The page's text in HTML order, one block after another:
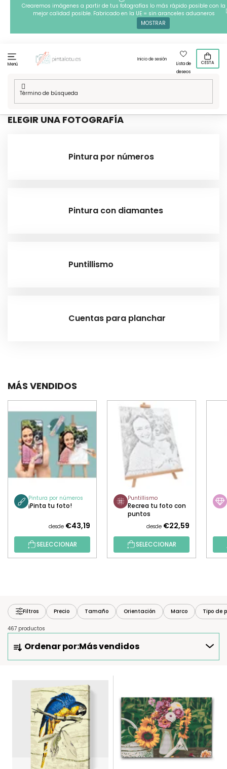
contenido
Crearemos imágenes a partir de tus fotografías lo más rápido posible con la
mejor calidad posible. Fabricado en la UE = sin aranceles aduaneros
MOSTRAR
Menú
Inicio de sesión
Lista de
deseos
CESTA
Inicio
Técnicas
ELEGIR UNA FOTOGRAFÍA
Pintura por números
Pintura con diamantes
Puntillismo
Cuentas para planchar
MÁS VENDIDOS
Pintura por números
¡Pinta tu foto!
desde €43,19
SELECCIONAR
Puntillismo
Recrea tu foto con
puntos
desde €22,59
SELECCIONAR
Filtros Precio Tamaño Orientación Marco Tipo de
467 productos
D
Ordenar por:Más vendidos